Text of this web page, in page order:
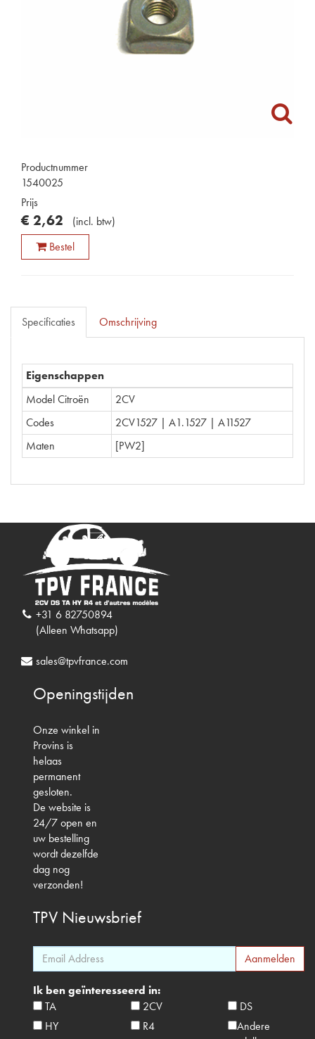
Productnummer
1540025
Prijs
€ 2,62 (incl. btw)
Bestel
Specificaties Omschrijving
Eigenschappen
Model Citroën
2CV
Codes
2CV1527 | A1.1527 | A11527
Maten
[PW2]
+31 6 82750894
(Alleen Whatsapp)
sales@tpvfrance.com
Openingstijden
Onze winkel in
Provins is
helaas
permanent
gesloten.
De website is
24/7 open en
uw bestelling
wordt dezelfde
dag nog
verzonden!
TPV Nieuwsbrief
Ik ben geïnteresseerd in:
TA
2CV
DS
HY
R4
Andere